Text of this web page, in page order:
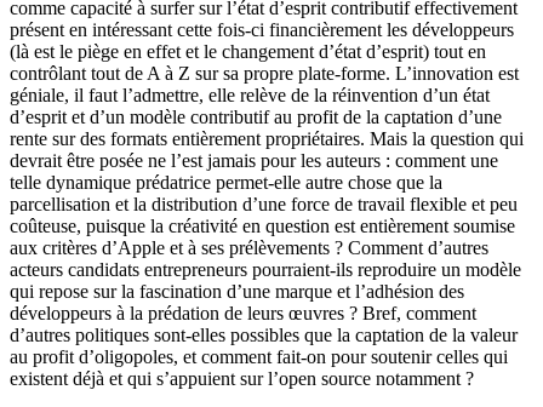
comme capacité à surfer sur l’état d’esprit contributif effectivement
présent en intéressant cette fois-ci financièrement les développeurs
(là est le piège en effet et le changement d’état d’esprit) tout en
contrôlant tout de A à Z sur sa propre plate-forme. L’innovation est
géniale, il faut l’admettre, elle relève de la réinvention d’un état
d’esprit et d’un modèle contributif au profit de la captation d’une
rente sur des formats entièrement propriétaires. Mais la question qui
devrait être posée ne l’est jamais pour les auteurs : comment une
telle dynamique prédatrice permet-elle autre chose que la
parcellisation et la distribution d’une force de travail flexible et peu
coûteuse, puisque la créativité en question est entièrement soumise
aux critères d’Apple et à ses prélèvements ? Comment d’autres
acteurs candidats entrepreneurs pourraient-ils reproduire un modèle
qui repose sur la fascination d’une marque et l’adhésion des
développeurs à la prédation de leurs œuvres ? Bref, comment
d’autres politiques sont-elles possibles que la captation de la valeur
au profit d’oligopoles, et comment fait-on pour soutenir celles qui
existent déjà et qui s’appuient sur l’open source notamment ?